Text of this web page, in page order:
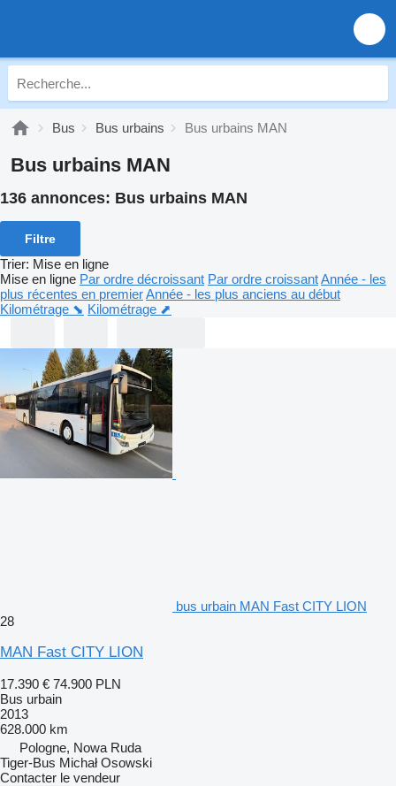
Bus Bus urbains Bus urbains MAN
Bus urbains MAN
136 annonces: Bus urbains MAN
Filtre
Trier: Mise en ligne
Mise en ligne Par ordre décroissant Par ordre croissantAnnée - les
plus récentes en premierAnnée - les plus anciens au début
Kilométrage ⬊ Kilométrage ⬈
bus urbain MAN Fast CITY LION
28
MAN Fast CITY LION
17.390 € 74.900 PLN
Bus urbain
2013
628.000 km
Pologne, Nowa Ruda
Tiger-Bus Michał Osowski
Contacter le vendeur